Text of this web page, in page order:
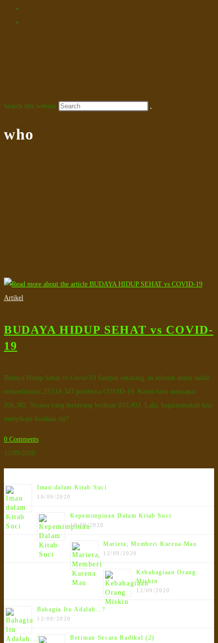
Search this website
who
Artikel
BUDAYA HIDUP SEHAT vs COVID-
19
Budaya Hidup Sehat vs Covid-19 Sampai sekarang, di seluruh dunia sudah
terkonfirmasi 23,518,343 penderita COVID-19. Kasus baru mencapai
206,382. Nyawa yang melayang berkisar 810,492. Lalu, bagaimanakah kita
menyikapi keadaan ini?…
0 Comments
13/09/2020
Iman dalam Kitab Suci
16/09/2020
Kepemimpinan Dalam Kitab Suci
16/09/2020
Marieta, Memberi Karena Mau
12/09/2020
Kebahagiaan Orang
Miskin
12/09/2020
Bahagia Itu Adalah…?
12/09/2020
Beriman Secara Radikal (2)